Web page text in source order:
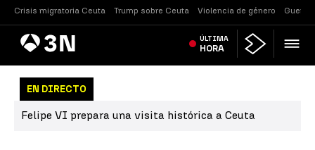
Crisis migratoria Ceuta Trump sobre Ceuta Violencia de género Guerra
AntenaNoticias ÚLTIMA
HORA
EN DIRECTO
Felipe VI prepara una visita histórica a Ceuta